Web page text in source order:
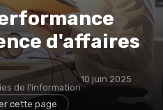
d'affaires
de l'information
10 juin 2025
cette page